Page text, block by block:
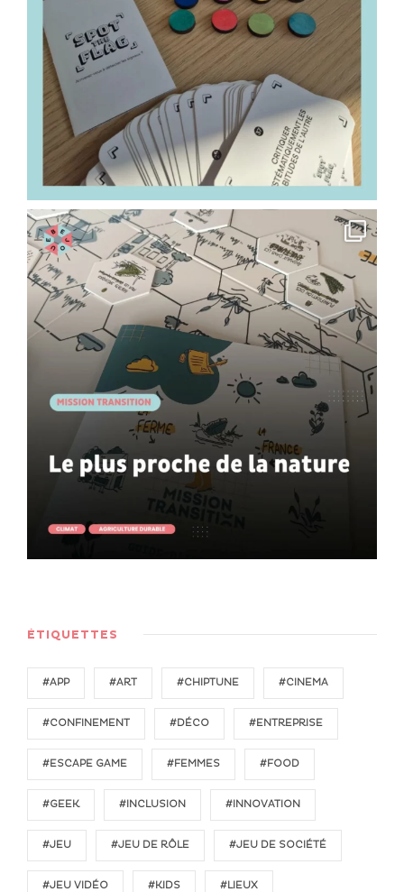
ÉTIQUETTES
#APP #ART #CHIPTUNE #CINEMA
#CONFINEMENT #DÉCO #ENTREPRISE
#ESCAPE GAME #FEMMES #FOOD
#GEEK #INCLUSION #INNOVATION
#JEU #JEU DE RÔLE #JEU DE SOCIÉTÉ
#JEU VIDÉO #KIDS #LIEUX